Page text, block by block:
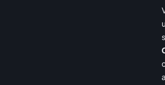
Comment
sites